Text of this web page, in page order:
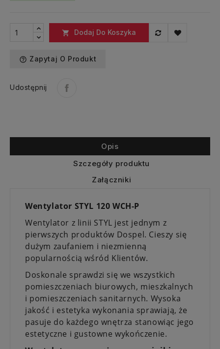
 Dodaj Do Koszyka
help_outline Zapytaj O Produkt
Udostępnij
Opis
Szczegóły produktu
Załączniki
Wentylator STYL 120 WCH-P
Wentylator z linii STYL jest jednym z
pierwszych produktów Dospel. Cieszy się
dużym zaufaniem i niezmienną
popularnością wśród Klientów.
Doskonale sprawdzi się we wszystkich
pomieszczeniach biurowych, mieszkalnych
i pomieszczeniach sanitarnych. Wysoka
jakość i estetyka wykonania sprawiają, że
pasuje do każdego wnętrza stanowiąc jego
estetyczne i gustowne wykończenie.